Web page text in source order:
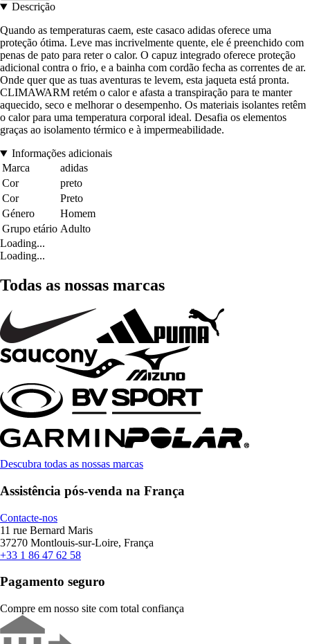
Descrição
Quando as temperaturas caem, este casaco adidas oferece uma
proteção ótima. Leve mas incrivelmente quente, ele é preenchido com
penas de pato para reter o calor. O capuz integrado oferece proteção
adicional contra o frio, e a bainha com cordão fecha as correntes de ar.
Onde quer que as tuas aventuras te levem, esta jaqueta está pronta.
CLIMAWARM retém o calor e afasta a transpiração para te manter
aquecido, seco e melhorar o desempenho. Os materiais isolantes retêm
o calor para uma temperatura corporal ideal. Desafia os elementos
graças ao isolamento térmico e à impermeabilidade.
Informações adicionais
Marca
adidas
Cor
preto
Cor
Preto
Género
Homem
Grupo etário Adulto
Loading...
Loading...
Todas as nossas marcas
Descubra todas as nossas marcas
Assistência pós-venda na França
Contacte-nos
11 rue Bernard Maris
37270 Montlouis-sur-Loire, França
+33 1 86 47 62 58
Pagamento seguro
Compre em nosso site com total confiança